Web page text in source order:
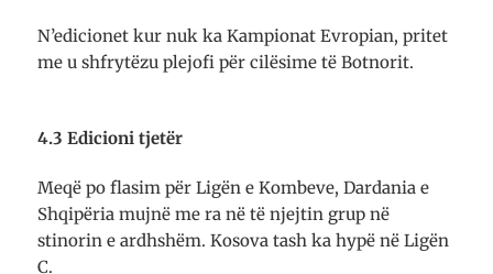
N’edici­onet kur nuk ka Kam­pionat Evropian, pritet
me u shfry­tëzu plejofi për cilë­sime të Botnorit.
4.3 Edicioni tjetër
Meqë po flasim për Ligën e Kombeve, Dardania e
Shqipëria mujnë me ra në të njejtin grup në
stinorin e ardhshëm. Kosova tash ka hypë në Ligën
C.